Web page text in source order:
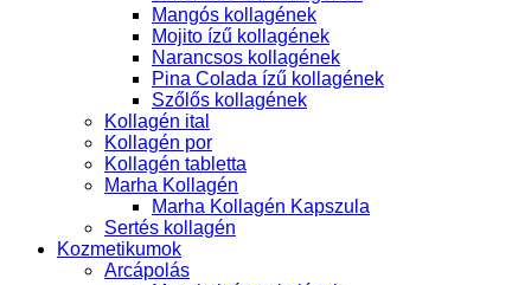
Mangós kollagének
Mojito ízű kollagének
Narancsos kollagének
Pina Colada ízű kollagének
Szőlős kollagének
Kollagén ital
Kollagén por
Kollagén tabletta
Marha Kollagén
Marha Kollagén Kapszula
Sertés kollagén
Kozmetikumok
Arcápolás